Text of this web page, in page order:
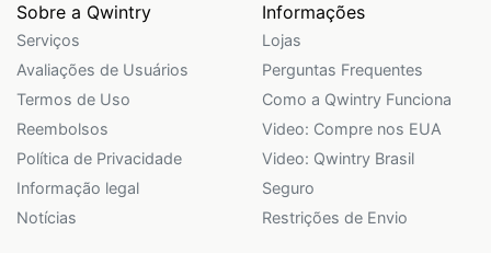
Sobre a Qwintry
Serviços
Avaliações de Usuários
Termos de Uso
Reembolsos
Política de Privacidade
Informação legal
Notícias
Informações
Lojas
Perguntas Frequentes
Como a Qwintry Funciona
Video: Compre nos EUA
Video: Qwintry Brasil
Seguro
Restrições de Envio